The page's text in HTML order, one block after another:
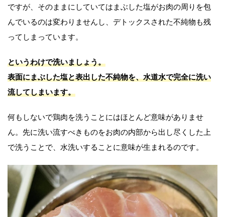
ですが、そのままにしていてはまぶした塩がお肉の周りを包
んでいるのは変わりませんし、デトックスされた不純物も残
ってしまっています。
というわけで洗いましょう。
表面にまぶした塩と表出した不純物を、水道水で完全に洗い
流してしまいます。
何もしないで鶏肉を洗うことにはほとんど意味がありませ
ん。先に洗い流すべきものをお肉の内部から出し尽くした上
で洗うことで、水洗いすることに意味が生まれるのです。